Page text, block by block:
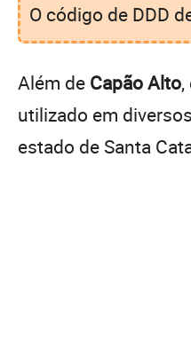
O código de DDD
Além de Capão Alto,
utilizado em
estado de Santa